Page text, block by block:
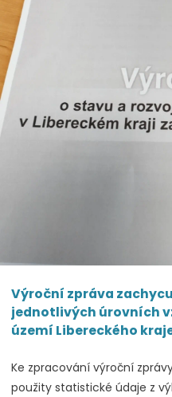
Výroční zpráva
jednotlivých úrovních
území Libereckého
Ke zpracování výroční
použity statistické údaje z